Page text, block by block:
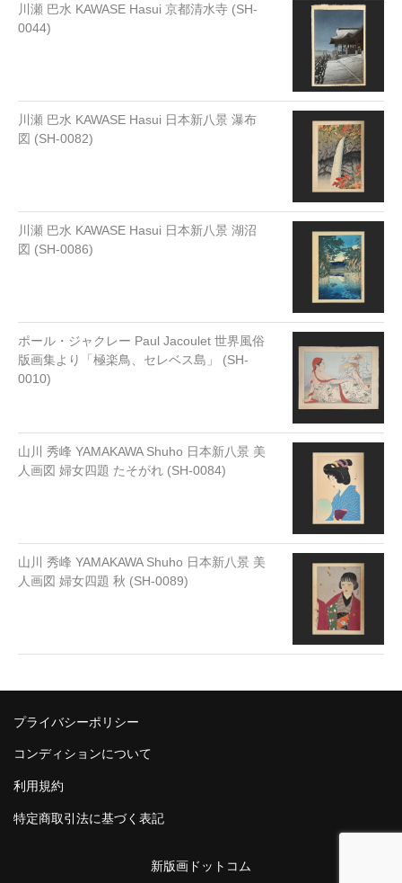
川瀬 巴水 KAWASE Hasui 京都清水寺 (SH-
0044)
川瀬 巴水 KAWASE Hasui 日本新八景 瀑布
図 (SH-0082)
川瀬 巴水 KAWASE Hasui 日本新八景 湖沼
図 (SH-0086)
ポール・ジャクレー Paul Jacoulet 世界風俗
版画集より「極楽鳥、セレベス島」 (SH-
0010)
山川 秀峰 YAMAKAWA Shuho 日本新八景 美
人画図 婦女四題 たそがれ (SH-0084)
山川 秀峰 YAMAKAWA Shuho 日本新八景 美
人画図 婦女四題 秋 (SH-0089)
プライバシーポリシー
コンディションについて
利用規約
特定商取引法に基づく表記
新版画ドットコム